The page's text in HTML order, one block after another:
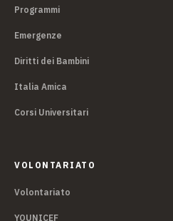
Programmi
Emergenze
Diritti dei Bambini
Italia Amica
Corsi Universitari
VOLONTARIATO
Volontariato
YOUNICEF